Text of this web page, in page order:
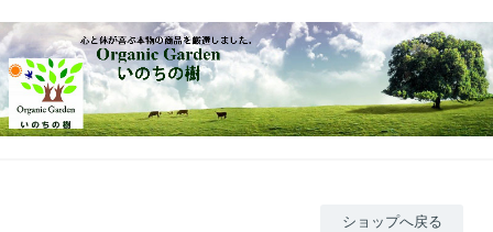
ショップへ戻る